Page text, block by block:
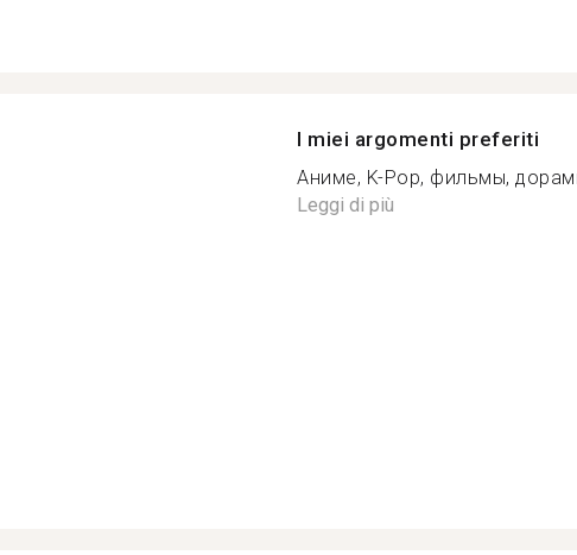
I miei argomenti preferiti
Аниме, K-Pop, фильмы,
Leggi di più